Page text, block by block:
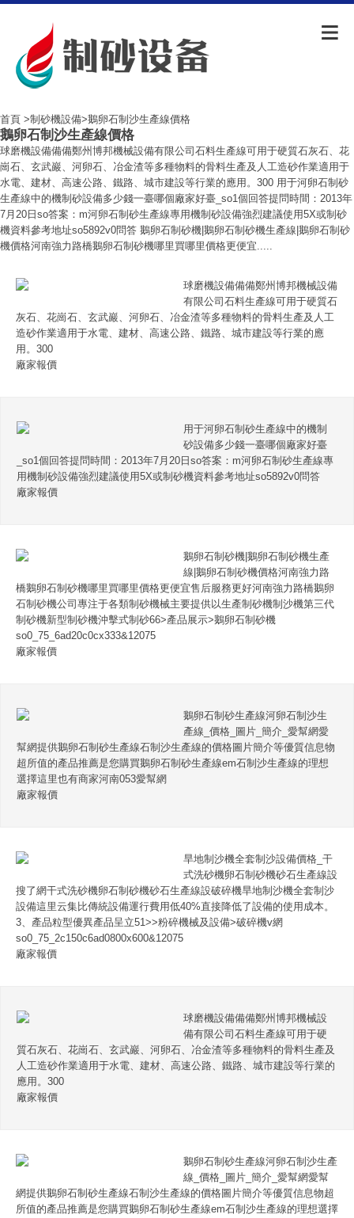
首頁 >制砂機設備>鵝卵石制沙生產線價格
鵝卵石制沙生產線價格
球磨機設備備備鄭州博邦機械設備有限公司石料生產線可用于硬質石灰石、花
崗石、玄武巖、河卵石、冶金渣等多種物料的骨料生產及人工造砂作業適用于
水電、建材、高速公路、鐵路、城市建設等行業的應用。300 用于河卵石制砂
生產線中的機制砂設備多少錢一臺哪個廠家好臺_so1個回答提問時間：2013年
7月20日so答案：m河卵石制砂生產線專用機制砂設備強烈建議使用5X或制砂
機資料參考地址so5892v0問答 鵝卵石制砂機|鵝卵石制砂機生產線|鵝卵石制砂
機價格河南強力路橋鵝卵石制砂機哪里買哪里價格更便宜.....
球磨機設備備備鄭州博邦機械設備
有限公司石料生產線可用于硬質石
灰石、花崗石、玄武巖、河卵石、冶金渣等多種物料的骨料生產及人工
造砂作業適用于水電、建材、高速公路、鐵路、城市建設等行業的應
用。300
廠家報價
用于河卵石制砂生產線中的機制
砂設備多少錢一臺哪個廠家好臺
_so1個回答提問時間：2013年7月20日so答案：m河卵石制砂生產線專
用機制砂設備強烈建議使用5X或制砂機資料參考地址so5892v0問答
廠家報價
鵝卵石制砂機|鵝卵石制砂機生產
線|鵝卵石制砂機價格河南強力路
橋鵝卵石制砂機哪里買哪里價格更便宜售后服務更好河南強力路橋鵝卵
石制砂機公司專注于各類制砂機械主要提供以生產制砂機制沙機第三代
制砂機新型制砂機沖擊式制砂66>產品展示>鵝卵石制砂機
so0_75_6ad20c0cx333&12075
廠家報價
鵝卵石制砂生產線河卵石制沙生
產線_價格_圖片_簡介_愛幫網愛
幫網提供鵝卵石制砂生產線石制沙生產線的價格圖片簡介等優質信息物
超所值的產品推薦是您購買鵝卵石制砂生產線em石制沙生產線的理想
選擇這里也有商家河南053愛幫網
廠家報價
旱地制沙機全套制沙設備價格_干
式洗砂機卵石制砂機砂石生產線設
搜了網干式洗砂機卵石制砂機砂石生產線設破碎機旱地制沙機全套制沙
設備這里云集比傳統設備運行費用低40%直接降低了設備的使用成本。
3、產品粒型優異產品呈立51>>粉碎機械及設備>破碎機v網
so0_75_2c150c6ad0800x600&12075
廠家報價
球磨機設備備備鄭州博邦機械設
備有限公司石料生產線可用于硬
質石灰石、花崗石、玄武巖、河卵石、冶金渣等多種物料的骨料生產及
人工造砂作業適用于水電、建材、高速公路、鐵路、城市建設等行業的
應用。300
廠家報價
鵝卵石制砂生產線河卵石制沙生產
線_價格_圖片_簡介_愛幫網愛幫
網提供鵝卵石制砂生產線石制沙生產線的價格圖片簡介等優質信息物超
所值的產品推薦是您購買鵝卵石制砂生產線em石制沙生產線的理想選擇